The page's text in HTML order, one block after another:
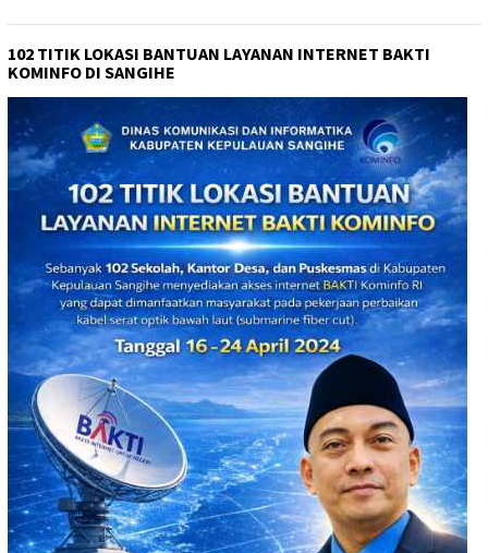
102 TITIK LOKASI BANTUAN LAYANAN INTERNET BAKTI
KOMINFO DI SANGIHE